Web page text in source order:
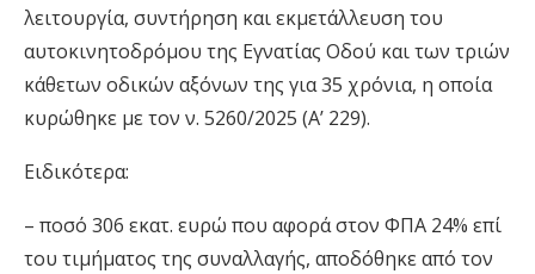
λειτουργία, συντήρηση και εκμετάλλευση του
αυτοκινητοδρόμου της Εγνατίας Οδού και των τριών
κάθετων οδικών αξόνων της για 35 χρόνια, η οποία
κυρώθηκε με τον ν. 5260/2025 (Α’ 229).
Ειδικότερα:
– ποσό 306 εκατ. ευρώ που αφορά στον ΦΠΑ 24% επί
του τιμήματος της συναλλαγής, αποδόθηκε από τον